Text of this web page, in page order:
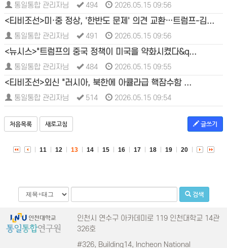
통일통합 관리자님 494 2026.05.15 09:56
<티비조선>미·중 정상, '한반도 문제' 의견 교환…트럼프-김...
통일통합 관리자님 491 2026.05.15 09:56
<뉴시스>"트럼프의 중국 정책이 미국을 약화시켰다&q...
통일통합 관리자님 484 2026.05.15 09:55
<티비조선>외신 "러시아, 북한에 아큘라급 핵잠수함 ...
통일통합 관리자님 514 2026.05.15 09:54
처음목록 새로고침 글쓰기
11 12 13 14 15 16 17 18 19 20
검색
인천시 연수구 아카데미로 119 인천대학교 14관
326호
#326, Building14, Incheon National